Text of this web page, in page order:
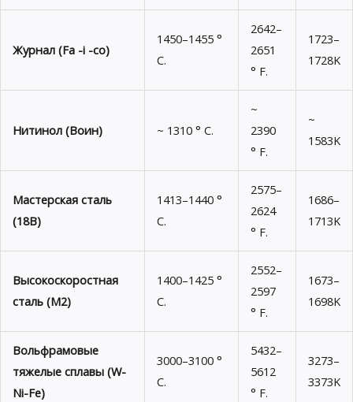
Журнал (Fa -i -co)
1450–1455 °
C.
2642–
2651
° F.
1723–
1728K
Нитинол (Воин) ~ 1310 ° C.
~
2390
° F.
~
1583K
Мастерская сталь
(18В)
1413–1440 °
C.
2575–
2624
° F.
1686–
1713K
Высокоскоростная
сталь (М2)
1400–1425 °
C.
2552–
2597
° F.
1673–
1698K
Вольфрамовые
тяжелые сплавы (W-
Ni-Fe)
3000–3100 °
C.
5432–
5612
° F.
3273–
3373K